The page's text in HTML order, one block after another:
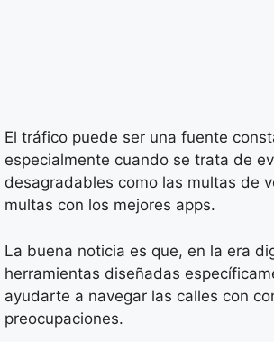
El tráfico puede ser una fuente
especialmente cuando se trata de
desagradables como las multas de
multas con los mejores apps.
La buena noticia es que, en la era
herramientas diseñadas
ayudarte a navegar las calles con
preocupaciones.